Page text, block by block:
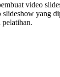
video
yang
pelatihan.